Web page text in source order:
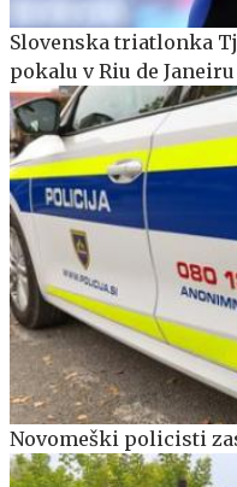
Slovenska triatlonka
pokalu v Riu de Janeiru
Novomeški policisti